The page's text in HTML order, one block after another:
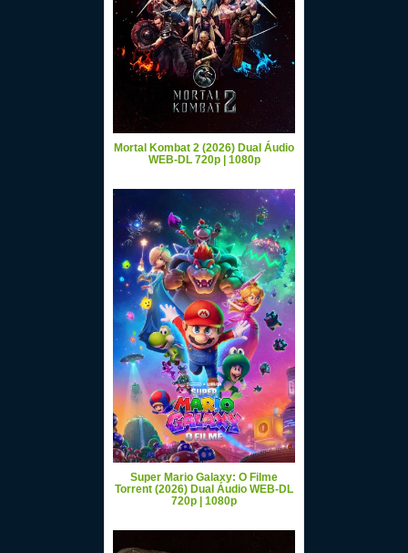
Mortal Kombat 2 (2026) Dual Áudio
WEB-DL 720p | 1080p
Super Mario Galaxy: O Filme
Torrent (2026) Dual Áudio WEB-DL
720p | 1080p